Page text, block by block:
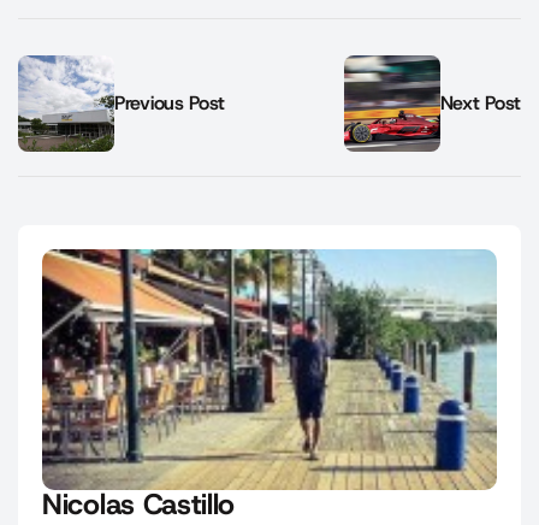
Previous Post Next Post
Nicolas Castillo